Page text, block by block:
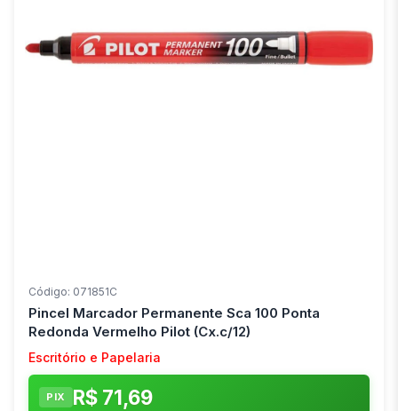
Código: 071851C
Pincel Marcador Permanente Sca 100 Ponta
Redonda Vermelho Pilot (Cx.c/12)
Escritório e Papelaria
PIX R$ 71,69